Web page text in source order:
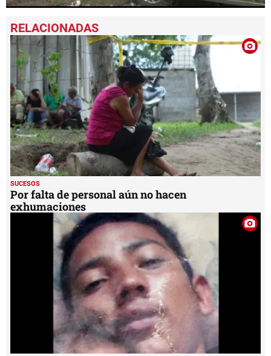
seconds
of
32
seconds
SUCESOS
Por falta de personal aún no hacen
exhumaciones